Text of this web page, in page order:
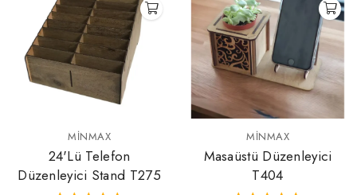
MINMAX
24'lü Telefon
Düzenleyici Stand T275
MINMAX
Masaüstü Düzenleyici
T404